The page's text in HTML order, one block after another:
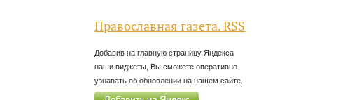
Православная газета. RSS
Добавив на главную страницу Яндекса
наши виджеты, Вы сможете оперативно
узнавать об обновлении на нашем сайте.